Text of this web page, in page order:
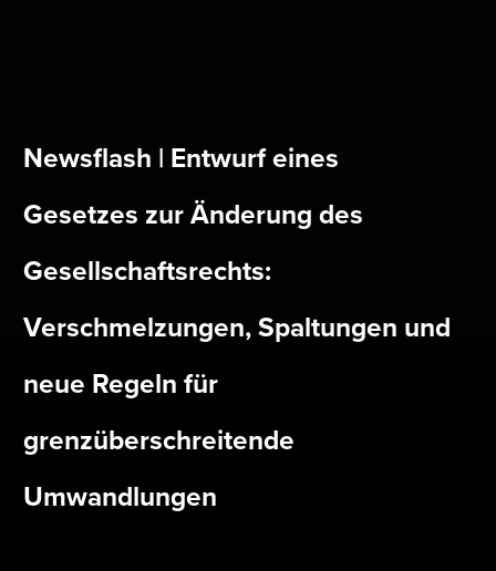
Newsflash | Entwurf eines
Gesetzes zur Änderung des
Gesellschaftsrechts:
Verschmelzungen, Spaltungen und
neue Regeln für
grenzüberschreitende
Umwandlungen